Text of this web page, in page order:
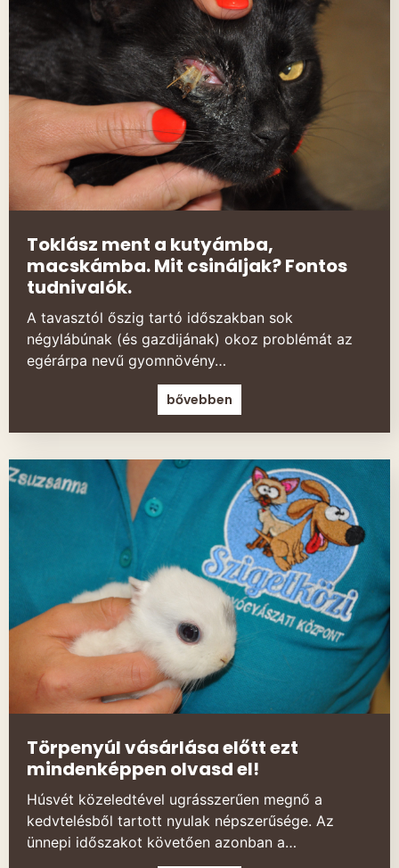
Toklász ment a kutyámba,
macskámba. Mit csináljak? Fontos
tudnivalók.
A tavasztól őszig tartó időszakban sok
négylábúnak (és gazdijának) okoz problémát az
egérárpa nevű gyomnövény…
bővebben
Törpenyúl vásárlása előtt ezt
mindenképpen olvasd el!
Húsvét közeledtével ugrásszerűen megnő a
kedvtelésből tartott nyulak népszerűsége. Az
ünnepi időszakot követően azonban a…